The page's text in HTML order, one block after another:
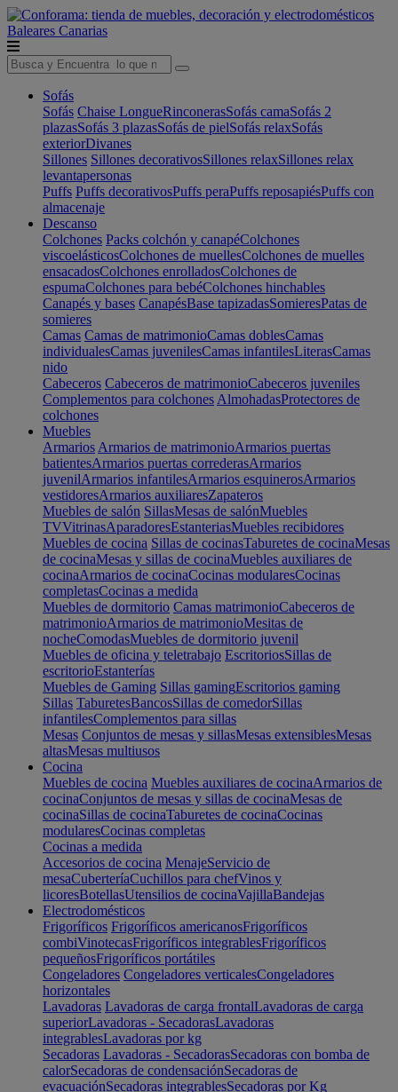
Baleares Canarias
Sofás
Sofás Chaise LongueRinconerasSofás camaSofás 2
plazasSofás 3 plazasSofás de pielSofás relaxSofás
exteriorDivanes
Sillones Sillones decorativosSillones relaxSillones relax
levantapersonas
Puffs Puffs decorativosPuffs peraPuffs reposapiésPuffs con
almacenaje
Descanso
Colchones Packs colchón y canapéColchones
viscoelásticosColchones de muellesColchones de muelles
ensacadosColchones enrolladosColchones de
espumaColchones para bebéColchones hinchables
Canapés y bases CanapésBase tapizadasSomieresPatas de
somieres
Camas Camas de matrimonioCamas doblesCamas
individualesCamas juvenilesCamas infantilesLiterasCamas
nido
Cabeceros Cabeceros de matrimonioCabeceros juveniles
Complementos para colchones AlmohadasProtectores de
colchones
Muebles
Armarios Armarios de matrimonioArmarios puertas
batientesArmarios puertas correderasArmarios
juvenilArmarios infantilesArmarios esquinerosArmarios
vestidoresArmarios auxiliaresZapateros
Muebles de salón SillasMesas de salónMuebles
TVVitrinasAparadoresEstanteriasMuebles recibidores
Muebles de cocina Sillas de cocinasTaburetes de cocinaMesas
de cocinaMesas y sillas de cocinaMuebles auxiliares de
cocinaArmarios de cocinaCocinas modularesCocinas
completasCocinas a medida
Muebles de dormitorio Camas matrimonioCabeceros de
matrimonioArmarios de matrimonioMesitas de
nocheComodasMuebles de dormitorio juvenil
Muebles de oficina y teletrabajo EscritoriosSillas de
escritorioEstanterías
Muebles de Gaming Sillas gamingEscritorios gaming
Sillas TaburetesBancosSillas de comedorSillas
infantilesComplementos para sillas
Mesas Conjuntos de mesas y sillasMesas extensiblesMesas
altasMesas multiusos
Cocina
Muebles de cocina Muebles auxiliares de cocinaArmarios de
cocinaConjuntos de mesas y sillas de cocinaMesas de
cocinaSillas de cocinaTaburetes de cocinaCocinas
modularesCocinas completas
Cocinas a medida
Accesorios de cocina MenajeServicio de
mesaCuberteríaCuchillos para chefVinos y
licoresBotellasUtensilios de cocinaVajillaBandejas
Electrodomésticos
Frigoríficos Frigoríficos americanosFrigoríficos
combiVinotecasFrigoríficos integrablesFrigoríficos
pequeñosFrigoríficos portátiles
Congeladores Congeladores verticalesCongeladores
horizontales
Lavadoras Lavadoras de carga frontalLavadoras de carga
superiorLavadoras - SecadorasLavadoras
integrablesLavadoras por kg
Secadoras Lavadoras - SecadorasSecadoras con bomba de
calorSecadoras de condensaciónSecadoras de
evacuaciónSecadoras integrablesSecadoras por Kg